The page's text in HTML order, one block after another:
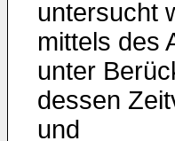
untersucht
mittels des
unter
dessen
und